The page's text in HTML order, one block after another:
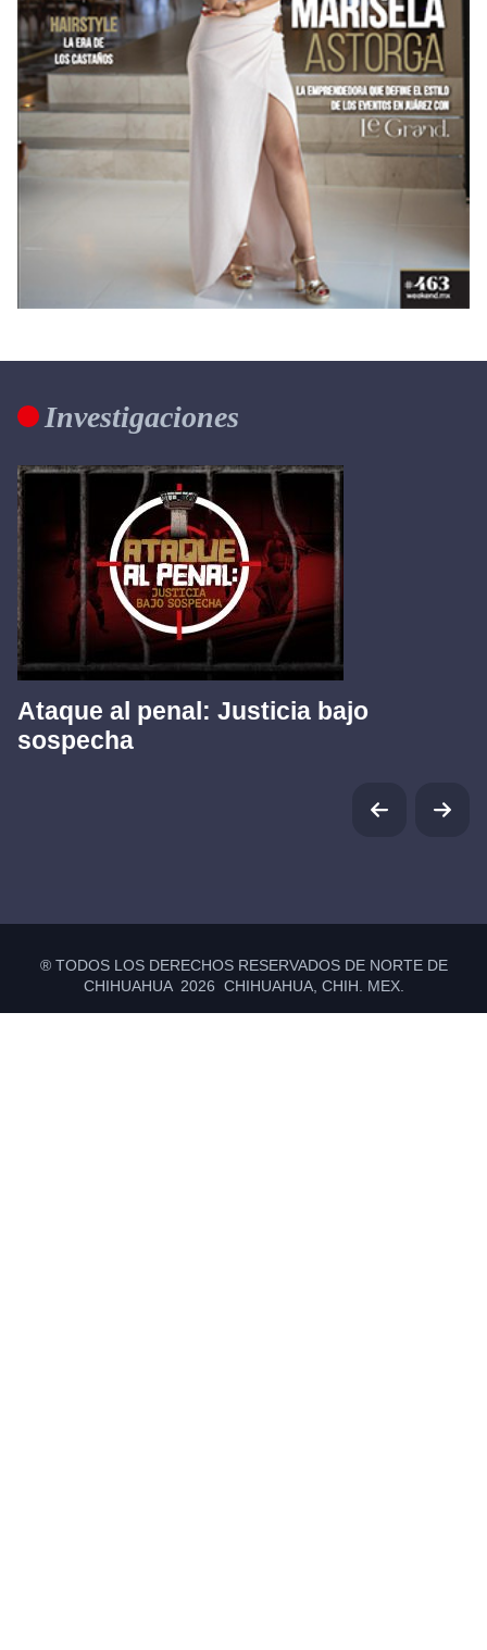
Investigaciones
Ataque al penal: Justicia bajo
sospecha
® TODOS LOS DERECHOS RESERVADOS DE NORTE DE
CHIHUAHUA 2026 CHIHUAHUA, CHIH. MEX.